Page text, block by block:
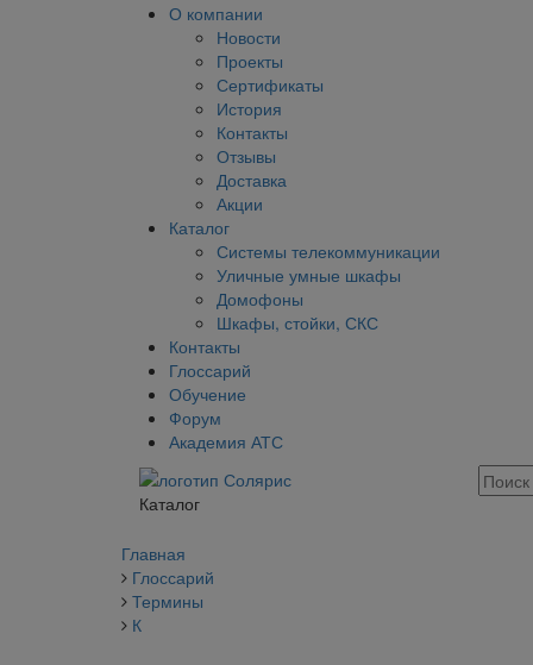
О компании
Новости
Проекты
Сертификаты
История
Контакты
Отзывы
Доставка
Акции
Каталог
Системы телекоммуникации
Уличные умные шкафы
Домофоны
Шкафы, стойки, СКС
Контакты
Глоссарий
Обучение
Форум
Академия АТС
Каталог
Главная
Глоссарий
Термины
К